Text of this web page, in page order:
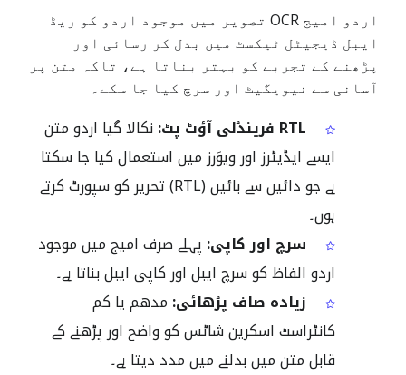
اردو امیج OCR تصویر میں موجود اردو کو ریڈ
ایبل ڈیجیٹل ٹیکسٹ میں بدل کر رسائی اور
پڑھنے کے تجربے کو بہتر بناتا ہے، تاکہ متن پر
آسانی سے نیویگیٹ اور سرچ کیا جا سکے۔
RTL فرینڈلی آؤٹ پٹ:
نکالا گیا اردو متن
ایسے ایڈیٹرز اور ویوَرز میں استعمال کیا جا سکتا
ہے جو دائیں سے بائیں (RTL) تحریر کو سپورٹ کرتے
ہوں۔
سرچ اور کاپی: پہلے صرف امیج میں موجود
اردو الفاظ کو سرچ ایبل اور کاپی ایبل بناتا ہے۔
زیادہ صاف پڑھائی: مدھم یا کم
کانٹراسٹ اسکرین شاٹس کو واضح اور پڑھنے کے
قابل متن میں بدلنے میں مدد دیتا ہے۔